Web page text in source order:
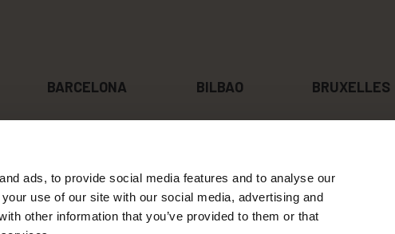
ads, to provide social media features and to analyse our
use of our site with our social media, advertising and
other information that you’ve provided to them or that
BARCELONA BILBAO BRUXELLES
TRAVAILLE AVEC NOUS
VALEURS
MANIFESTO
DURABILITÉ
CONTENT CREATORS